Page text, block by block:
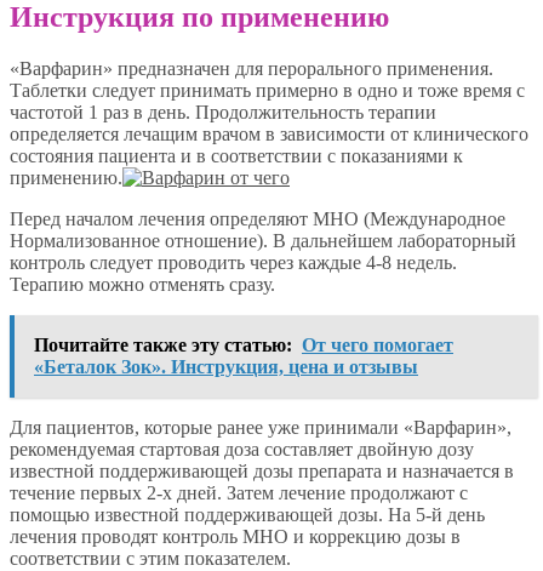
Инструкция по применению
«Варфарин» предназначен для перорального применения.
Таблетки следует принимать примерно в одно и тоже время с
частотой 1 раз в день. Продолжительность терапии
определяется лечащим врачом в зависимости от клинического
состояния пациента и в соответствии с показаниями к
применению.
Перед началом лечения определяют MHO (Международное
Нормализованное отношение). В дальнейшем лабораторный
контроль следует проводить через каждые 4-8 недель.
Терапию можно отменять сразу.
Почитайте также эту статью: От чего помогает
«Беталок Зок». Инструкция, цена и отзывы
Для пациентов, которые ранее уже принимали «Варфарин»,
рекомендуемая стартовая доза составляет двойную дозу
известной поддерживающей дозы препарата и назначается в
течение первых 2-х дней. Затем лечение продолжают с
помощью известной поддерживающей дозы. На 5-й день
лечения проводят контроль MHO и коррекцию дозы в
соответствии с этим показателем.